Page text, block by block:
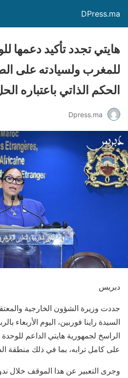
DPress.ma
هايتي تجدد تأكيد دعمها
للمغرب ولسيادته على
الحكم الذاتي باعتباره
Dpress.ma
دبريس
جددت وزيرة الشؤون الخارجية
السيدة راينا فوربين، اليوم الأربعاء
الراسخ لجمهورية هايتي الداعم للوحدة
على كامل ترابه، بما في ذلك منطقة
وجرى التعبير عن هذا الموقف خلال